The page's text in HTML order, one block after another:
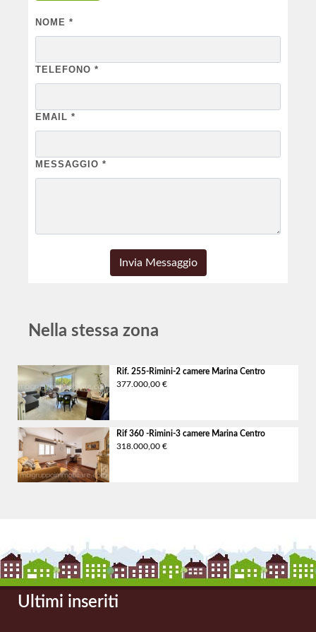
NOME *
TELEFONO *
EMAIL *
MESSAGGIO *
Nella stessa zona
Rif. 255-Rimini-2 camere Marina Centro
377.000,00 €
Rif 360 -Rimini-3 camere Marina Centro
318.000,00 €
Ultimi inseriti